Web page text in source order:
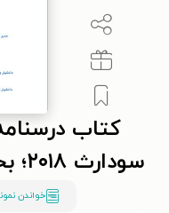
کتاب
خواندن